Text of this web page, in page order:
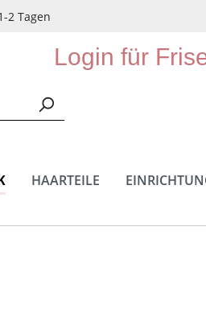
2 Tagen
Login für
HAARTEILE